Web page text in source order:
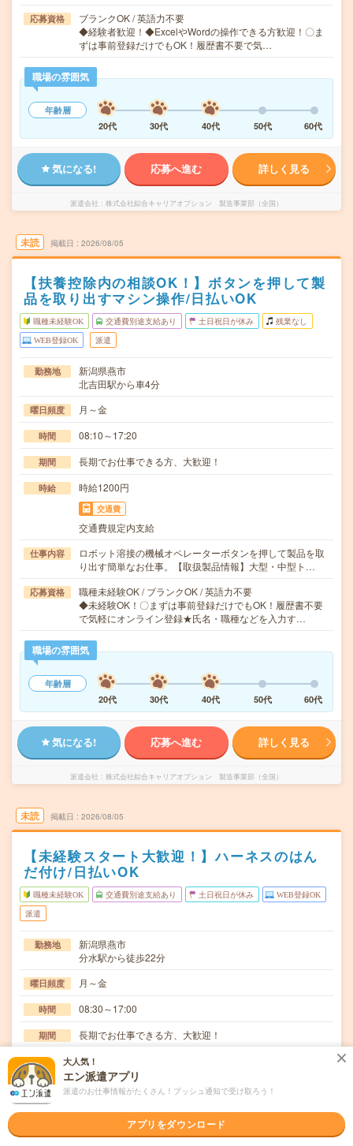
応募資格
ブランクOK / 英語力不要
◆経験者歓迎！◆ExcelやWordの操作できる方歓迎！〇ま
ずは事前登録だけでもOK！履歴書不要で気…
職場の雰囲気
年齢層
20代
30代 40代 50代 60代
気になる! 応募へ進む 詳しく見る
派遣会社 株式会社綜合キャリアオプション 製造事業部（全国）
未読 掲載日 2026/08/05
【扶養控除内の相談OK！】ボタンを押して製
品を取り出すマシン操作/日払いOK
職種未経験OK 交通費別途支給あり 土日祝日が休み 残業なし
WEB登録OK 派遣
勤務地
新潟県燕市
北吉田駅から車4分
曜日頻度 月～金
時間 08:10～17:20
期間 長期でお仕事できる方、大歓迎！
時給 時給1200円
交通費
交通費規定内支給
仕事内容
ロボット溶接の機械オペレーターボタンを押して製品を取
り出す簡単なお仕事。【取扱製品情報】大型・中型ト…
応募資格
職種未経験OK / ブランクOK / 英語力不要
◆未経験OK！〇まずは事前登録だけでもOK！履歴書不要
で気軽にオンライン登録★氏名・職種などを入力す…
職場の雰囲気
年齢層
20代
30代 40代 50代 60代
気になる! 応募へ進む 詳しく見る
派遣会社 株式会社綜合キャリアオプション 製造事業部（全国）
未読 掲載日 2026/08/05
【未経験スタート大歓迎！】ハーネスのはん
だ付け/日払いOK
職種未経験OK 交通費別途支給あり 土日祝日が休み WEB登録OK
派遣
勤務地
新潟県燕市
分水駅から徒歩22分
曜日頻度 月～金
時間 08:30～17:00
期間 長期でお仕事できる方、大歓迎！
時給 時給1200円
交通費
金属部品の研磨作業。最大10kgのものを手で持って磨くの
で体力が必要【取扱製品情報】半導体製造装置≪…
大人気！
エン派遣アプリ
派遣のお仕事情報がたくさん！プッシュ通知で受け取ろう！
アプリをダウンロード